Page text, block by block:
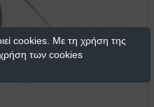
cookies. Με τη χρήση της
των cookies